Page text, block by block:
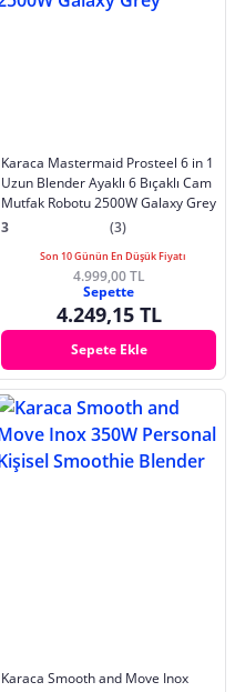
Karaca Mastermaid Prosteel 6 in 1
Uzun Blender Ayaklı 6 Bıçaklı Cam
Mutfak Robotu 2500W Galaxy Grey
3
(3)
Son 10 Günün En Düşük Fiyatı
4.999,00 TL
Sepette
4.249,15 TL
Sepete Ekle
Karaca Smooth and Move Inox